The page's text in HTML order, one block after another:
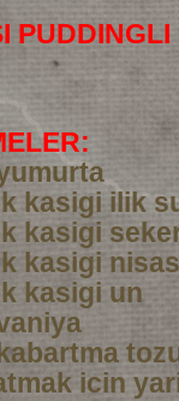
PUDDINGLI
kasigi ilik
kasigi
kasigi
kasigi un
icin